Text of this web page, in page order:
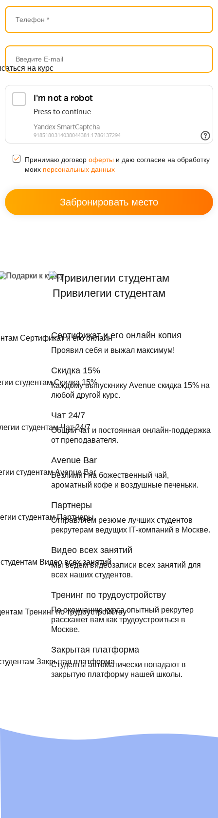
Принимаю договор оферты и даю согласие на обработку
моих персональных данных
Привилегии студентам
Сертификат и его онлайн копия
Проявил себя и выжал максимум!
Скидка 15%
Каждому выпускнику Avenue скидка 15% на
любой другой курс.
Чат 24/7
Общий чат и постоянная онлайн-поддержка
от преподавателя.
Avenue Bar
Безлимит на божественный чай,
ароматный кофе и воздушные печеньки.
Партнеры
Отправляем резюме лучших студентов
рекрутерам ведущих ІТ-компаний в Москве.
Видео всех занятий
Мы ведем видеозаписи всех занятий для
всех наших студентов.
Тренинг по трудоустройству
По окончанию курса опытный рекрутер
расскажет вам как трудоустроиться в
Москве.
Закрытая платформа
Студенты автоматически попадают в
закрытую платформу нашей школы.